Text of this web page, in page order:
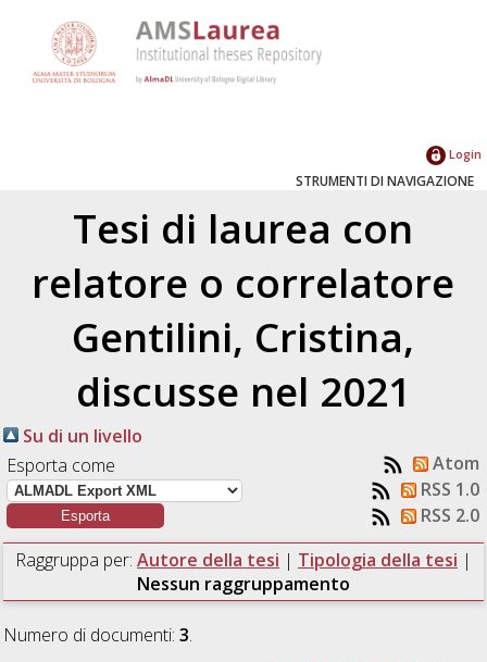
Login
STRUMENTI DI NAVIGAZIONE
Tesi di laurea con
relatore o correlatore
Gentilini, Cristina,
discusse nel 2021
Su di un livello
Esporta come
Atom
RSS 1.0
RSS 2.0
Raggruppa per: Autore della tesi | Tipologia della tesi |
Nessun raggruppamento
Numero di documenti:3.